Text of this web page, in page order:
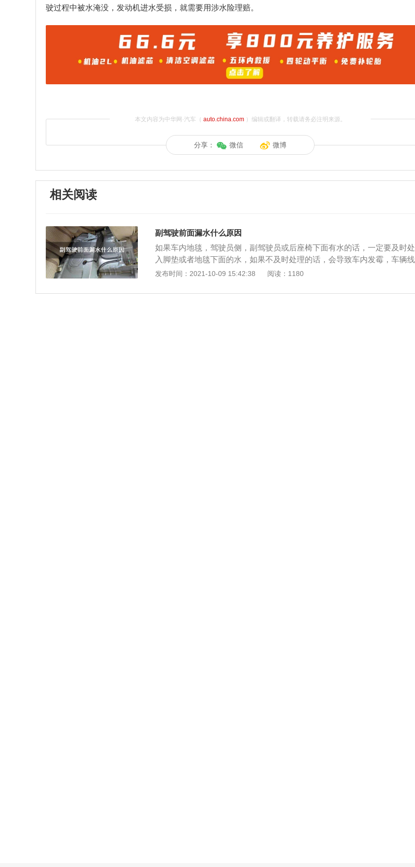
驶过程中被水淹没，发动机进水受损，就需要用涉水险理赔。
本文内容为中华网·汽车（ auto.china.com）编辑或翻译，转载请务必注明来源。
分享： 微信 微博
相关阅读
副驾驶前面漏水什么原因
如果车内地毯，驾驶员侧，副驾驶员或后座椅下面有水的话，一定要及时
入脚垫或者地毯下面的水，如果不及时处理的话，会导致车内发霉，车辆
控制单元的损坏。根据进水的严重程度，拆下驾驶室内的所有座椅。拆下脚
换，进水的电器线路，一定要进行清洗，排出水分和湿气。在处理室内水
发布时间：2021-10-09 15:42:38 阅读：1180